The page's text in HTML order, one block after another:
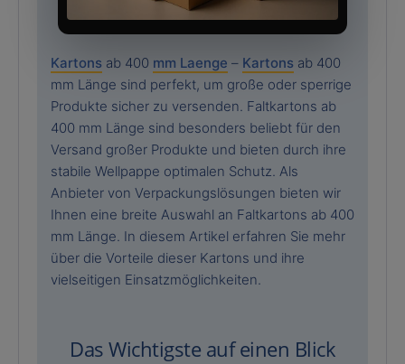
Kartons ab 400 mm Laenge – Kartons ab 400
mm Länge sind perfekt, um große oder sperrige
Produkte sicher zu versenden. Faltkartons ab
400 mm Länge sind besonders beliebt für den
Versand großer Produkte und bieten durch ihre
stabile Wellpappe optimalen Schutz. Als
Anbieter von Verpackungslösungen bieten wir
Ihnen eine breite Auswahl an Faltkartons ab 400
mm Länge. In diesem Artikel erfahren Sie mehr
über die Vorteile dieser Kartons und ihre
vielseitigen Einsatzmöglichkeiten.
Das Wichtigste auf einen Blick